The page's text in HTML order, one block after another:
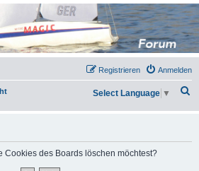
Anmelden
Registrieren
h
Select Language ▼
Cookies des Boards löschen möchtest?